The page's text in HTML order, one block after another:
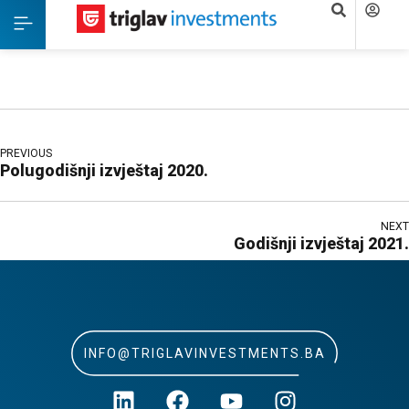
PREVIOUS
Polugodišnji izvještaj 2020.
NEXT
Godišnji izvještaj 2021.
INFO@TRIGLAVINVESTMENTS.BA